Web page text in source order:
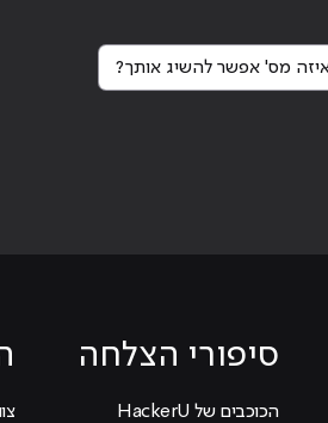
מס' אפשר להשיג אותך?
סיפורי הצלחה
הכוכבים של HackerU